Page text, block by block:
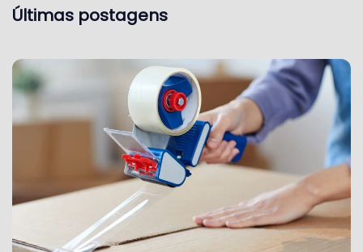
Últimas postagens